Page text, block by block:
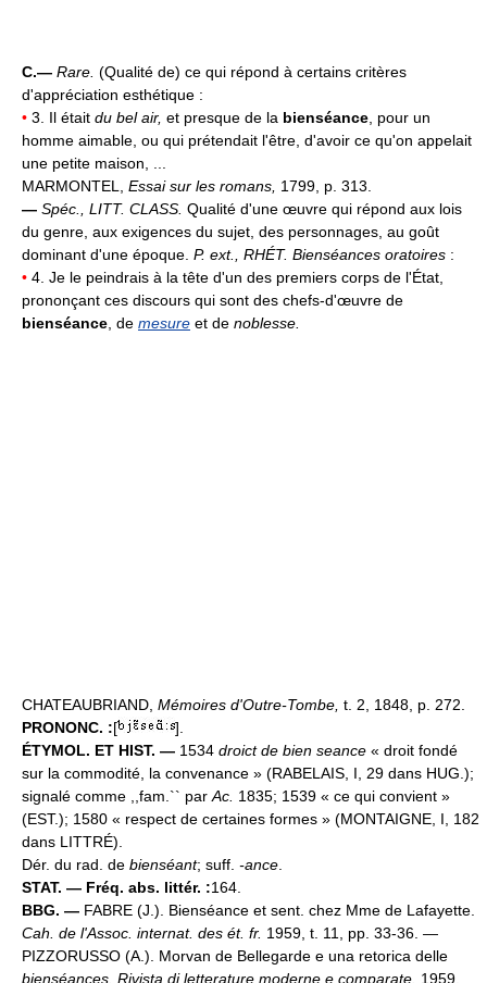
C.— Rare. (Qualité de) ce qui répond à certains critères
d'appréciation esthétique :
• 3. Il était du bel air, et presque de la bienséance , pour un
homme aimable, ou qui prétendait l'être, d'avoir ce qu'on appelait
une petite maison, ...
MARMONTEL, Essai sur les romans, 1799, p. 313.
— Spéc., LITT. CLASS. Qualité d'une œuvre qui répond aux lois
du genre, aux exigences du sujet, des personnages, au goût
dominant d'une époque. P. ext., RHÉT. Bienséances oratoires :
• 4. Je le peindrais à la tête d'un des premiers corps de l'État,
prononçant ces discours qui sont des chefs-d'œuvre de
bienséance , de mesure et de noblesse.
CHATEAUBRIAND, Mémoires d'Outre-Tombe, t. 2, 1848, p. 272.
PRONONC. :[
].
ÉTYMOL. ET HIST. — 1534 droict de bien seance « droit fondé
sur la commodité, la convenance » (RABELAIS, I, 29 dans HUG.);
signalé comme ,,fam.`` par Ac. 1835; 1539 « ce qui convient »
(EST.); 1580 « respect de certaines formes » (MONTAIGNE, I, 182
dans LITTRÉ).
Dér. du rad. de bienséant; suff. -ance
STAT. — Fréq. abs. littér. :164.
BBG. — FABRE (J.). Bienséance et sent. chez Mme de Lafayette.
Cah. de l'Assoc. internat. des ét. fr. 1959, t. 11, pp. 33-36. —
PIZZORUSSO (A.). Morvan de Bellegarde e una retorica delle
bienséances. Rivista di letterature moderne e comparate. 1959,